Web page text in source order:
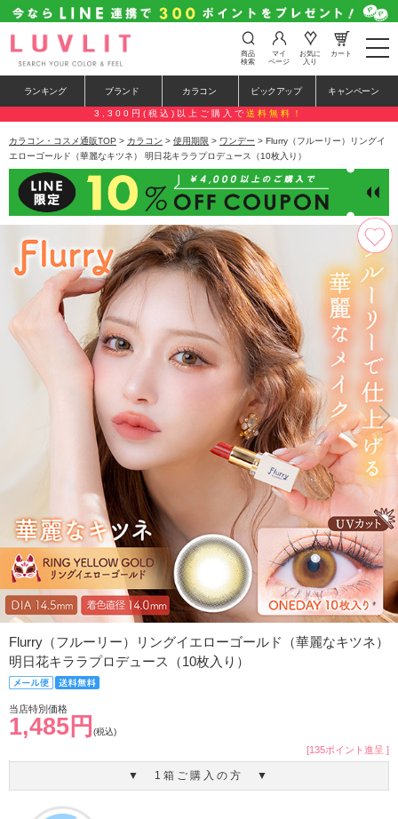
t
o
e
n
a
a
i
o
n
商品
検索
マイ
ページ
お気に
入り
カート
ランキング ブランド カラコン ピックアップ キャンペーン
3,300円(税込)以上ご購入で 送料無料！
カラコン・コスメ通販TOP > カラコン > 使用期限 > ワンデー > Flurry（フルーリー）リングイ
エローゴールド（華麗なキツネ） 明日花キララプロデュース（10枚入り）
Flurry（フルーリー）リングイエローゴールド（華麗なキツネ）
明日花キララプロデュース（10枚入り）
当店特別価格
1,485円 (税込)
[135ポイント進呈 ]
▼ 1箱ご購入の方 ▼